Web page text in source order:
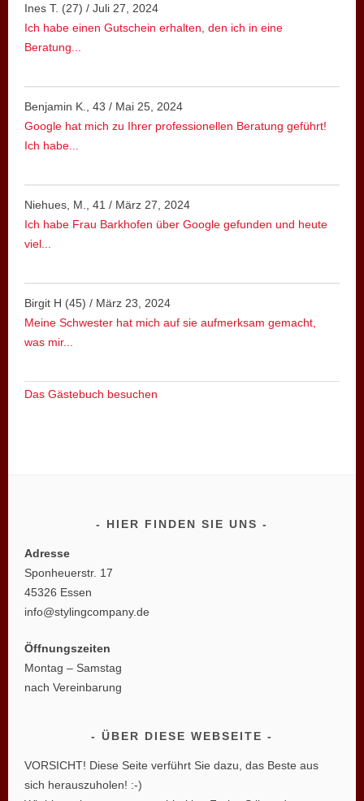
Ines T. (27) /Juli 27, 2024
Ich habe einen Gutschein erhalten, den ich in eine
Beratung...
Benjamin K., 43 / Mai 25, 2024
Google hat mich zu Ihrer professionellen Beratung geführt!
Ich habe...
Niehues, M., 41 / März 27, 2024
Ich habe Frau Barkhofen über Google gefunden und heute
viel...
Birgit H (45) / März 23, 2024
Meine Schwester hat mich auf sie aufmerksam gemacht,
was mir...
Das Gästebuch besuchen
HIER FINDEN SIE UNS
Adresse
Sponheuerstr. 17
45326 Essen
info@stylingcompany.de
Öffnungszeiten
Montag – Samstag
nach Vereinbarung
ÜBER DIESE WEBSEITE
VORSICHT! Diese Seite verführt Sie dazu, das Beste aus
sich herauszuholen! :-)